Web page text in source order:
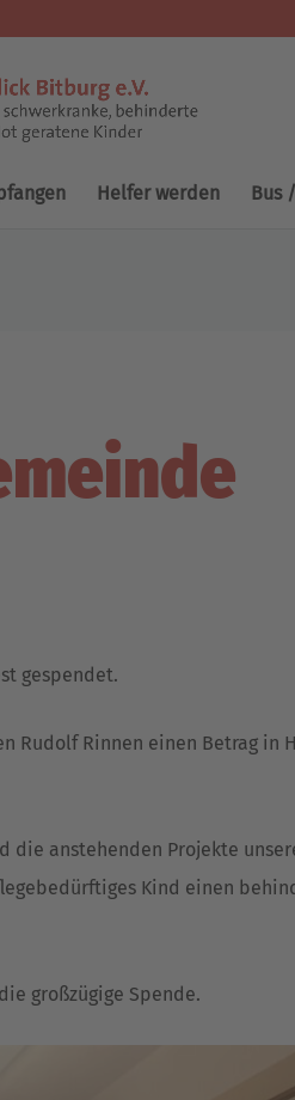
Helfer werden Bus
gespendet.
Rudolf Rinnen einen Betrag in
anstehenden Projekte
Kind einen
großzügige Spende.